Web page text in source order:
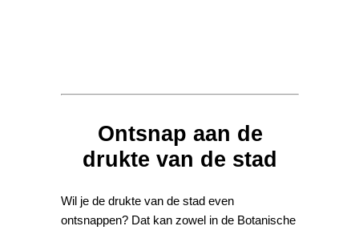
Ontsnap aan de
drukte van de stad
Wil je de drukte van de stad even
ontsnappen? Dat kan zowel in de Botanische